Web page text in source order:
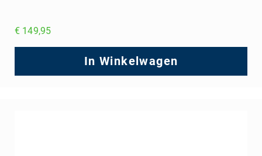
€ 149,95
In Winkelwagen